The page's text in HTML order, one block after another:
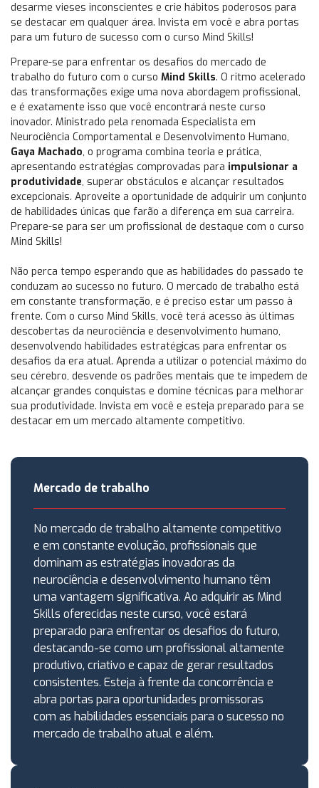
desarme vieses inconscientes e crie hábitos poderosos para
se destacar em qualquer área. Invista em você e abra portas
para um futuro de sucesso com o curso Mind Skills!
Prepare-se para enfrentar os desafios do mercado de
trabalho do futuro com o curso Mind Skills. O ritmo acelerado
das transformações exige uma nova abordagem profissional,
e é exatamente isso que você encontrará neste curso
inovador. Ministrado pela renomada Especialista em
Neurociência Comportamental e Desenvolvimento Humano,
Gaya Machado, o programa combina teoria e prática,
apresentando estratégias comprovadas para impulsionar a
produtividade, superar obstáculos e alcançar resultados
excepcionais. Aproveite a oportunidade de adquirir um conjunto
de habilidades únicas que farão a diferença em sua carreira.
Prepare-se para ser um profissional de destaque com o curso
Mind Skills!
Não perca tempo esperando que as habilidades do passado te
conduzam ao sucesso no futuro. O mercado de trabalho está
em constante transformação, e é preciso estar um passo à
frente. Com o curso Mind Skills, você terá acesso às últimas
descobertas da neurociência e desenvolvimento humano,
desenvolvendo habilidades estratégicas para enfrentar os
desafios da era atual. Aprenda a utilizar o potencial máximo do
seu cérebro, desvende os padrões mentais que te impedem de
alcançar grandes conquistas e domine técnicas para melhorar
sua produtividade. Invista em você e esteja preparado para se
destacar em um mercado altamente competitivo.
Mercado de trabalho
No mercado de trabalho altamente competitivo
e em constante evolução, profissionais que
dominam as estratégias inovadoras da
neurociência e desenvolvimento humano têm
uma vantagem significativa. Ao adquirir as Mind
Skills oferecidas neste curso, você estará
preparado para enfrentar os desafios do futuro,
destacando-se como um profissional altamente
produtivo, criativo e capaz de gerar resultados
consistentes. Esteja à frente da concorrência e
abra portas para oportunidades promissoras
com as habilidades essenciais para o sucesso no
mercado de trabalho atual e além.